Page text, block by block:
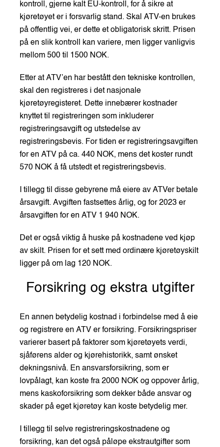
kontroll, gjerne kalt EU-kontroll, for å sikre at
kjøretøyet er i forsvarlig stand. Skal ATV-en brukes
på offentlig vei, er dette et obligatorisk skritt. Prisen
på en slik kontroll kan variere, men ligger vanligvis
mellom 500 til 1500 NOK.
Etter at ATV’en har bestått den tekniske kontrollen,
skal den registreres i det nasjonale
kjøretøyregisteret. Dette innebærer kostnader
knyttet til registreringen som inkluderer
registreringsavgift og utstedelse av
registreringsbevis. For tiden er registreringsavgiften
for en ATV på ca. 440 NOK, mens det koster rundt
570 NOK å få utstedt et registreringsbevis.
I tillegg til disse gebyrene må eiere av ATVer betale
årsavgift. Avgiften fastsettes årlig, og for 2023 er
årsavgiften for en ATV 1 940 NOK.
Det er også viktig å huske på kostnadene ved kjøp
av skilt. Prisen for et sett med ordinære kjøretøyskilt
ligger på om lag 120 NOK.
Forsikring og ekstra utgifter
En annen betydelig kostnad i forbindelse med å eie
og registrere en ATV er forsikring. Forsikringspriser
varierer basert på faktorer som kjøretøyets verdi,
sjåførens alder og kjørehistorikk, samt ønsket
dekningsnivå. En ansvarsforsikring, som er
lovpålagt, kan koste fra 2000 NOK og oppover årlig,
mens kaskoforsikring som dekker både ansvar og
skader på eget kjøretøy kan koste betydelig mer.
I tillegg til selve registreringskostnadene og
forsikring, kan det også påløpe ekstrautgifter som